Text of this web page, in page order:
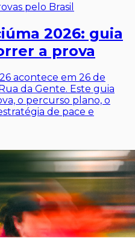
pelo Brasil
2026: guia
a prova
acontece em 26 de
da Gente. Este guia
o percurso plano, o
de pace e